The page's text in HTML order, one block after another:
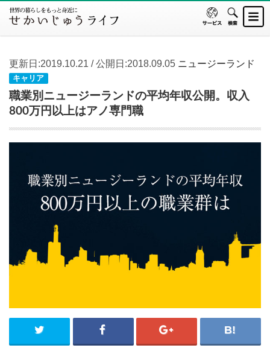
更新日:2019.10.21 / 公開日:2018.09.05 ニュージーランド
キャリア
職業別ニュージーランドの平均年収公開。収入
800万円以上はアノ専門職